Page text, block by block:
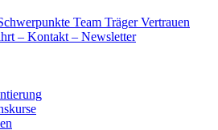
Team TrägerVertrauen
– Kontakt – Newsletter